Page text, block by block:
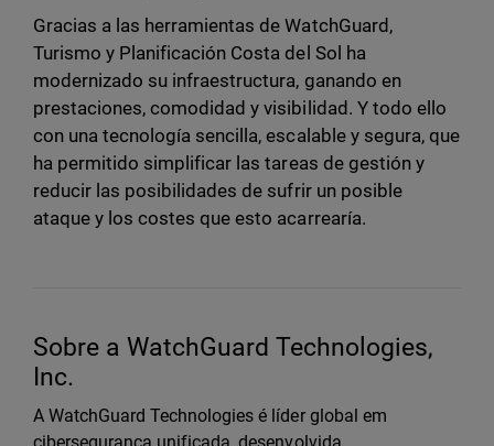
Gracias a las herramientas de WatchGuard,
Turismo y Planificación Costa del Sol ha
modernizado su infraestructura, ganando en
prestaciones, comodidad y visibilidad. Y todo ello
con una tecnología sencilla, escalable y segura, que
ha permitido simplificar las tareas de gestión y
reducir las posibilidades de sufrir un posible
ataque y los costes que esto acarrearía.
Sobre a WatchGuard Technologies,
Inc.
A WatchGuard Technologies é líder global em